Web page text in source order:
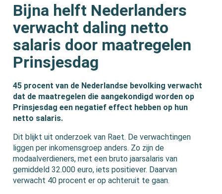
Bijna helft Nederlanders
verwacht daling netto
salaris door maatregelen
Prinsjesdag
45 procent van de Nederlandse bevolking verwacht
dat de maatregelen die aangekondigd worden op
Prinsjesdag een negatief effect hebben op hun
netto salaris.
Dit blijkt uit onderzoek van Raet. De verwachtingen
liggen per inkomensgroep anders. Zo zijn de
modaalverdieners, met een bruto jaarsalaris van
gemiddeld 32.000 euro, iets positiever. Daarvan
verwacht 40 procent er op achteruit te gaan.